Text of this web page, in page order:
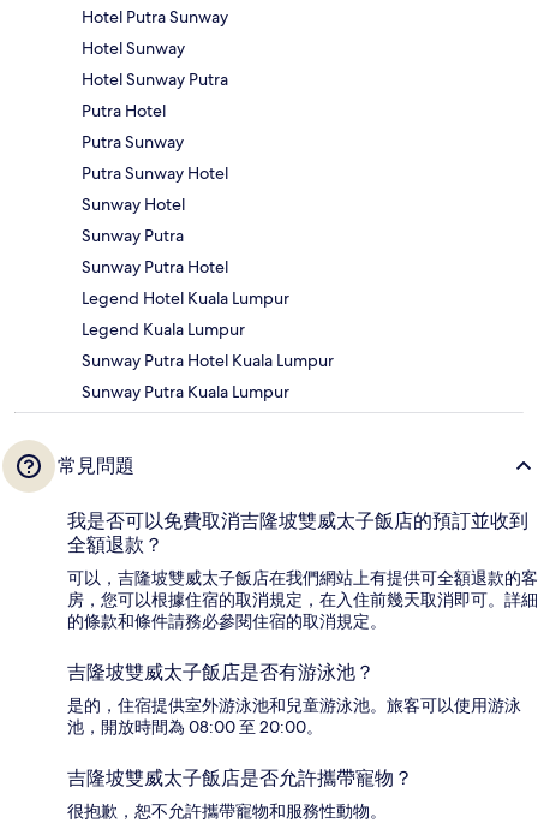
Hotel Putra Sunway
Hotel Sunway
Hotel Sunway Putra
Putra Hotel
Putra Sunway
Putra Sunway Hotel
Sunway Hotel
Sunway Putra
Sunway Putra Hotel
Legend Hotel Kuala Lumpur
Legend Kuala Lumpur
Sunway Putra Hotel Kuala Lumpur
Sunway Putra Kuala Lumpur
常見問題
我是否可以免費取消吉隆坡雙威太子飯店的預訂並收到
全額退款？
可以，吉隆坡雙威太子飯店在我們網站上有提供可全額退款的客
房，您可以根據住宿的取消規定，在入住前幾天取消即可。詳細
的條款和條件請務必參閱住宿的取消規定。
吉隆坡雙威太子飯店是否有游泳池？
是的，住宿提供室外游泳池和兒童游泳池。旅客可以使用游泳
池，開放時間為 08:00 至 20:00。
吉隆坡雙威太子飯店是否允許攜帶寵物？
很抱歉，恕不允許攜帶寵物和服務性動物。